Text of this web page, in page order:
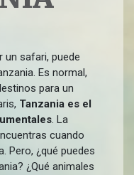
un safari, puede
Es normal,
para un
Tanzania es el
. La
cuando
Pero, ¿qué puedes
¿Qué animales